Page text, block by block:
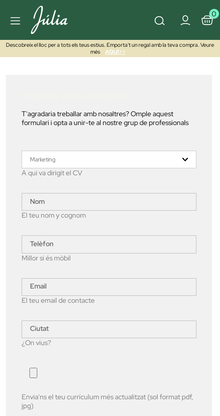
0
Descobreix el lloc per a tots els teus estius. Emporta't un regal amb la teva compra. Veure
més
AQUÍ>>
T'agradaria treballar amb nosaltres? Omple aquest
formulari i opta a unir-te al nostre grup de professionals
A qui va dirigit el CV
El teu nom y cognom
Millor si és mòbil
El teu email de contacte
¿On vius?
Envia'ns el teu currículum més actualitzat (sol format pdf,
jpg)